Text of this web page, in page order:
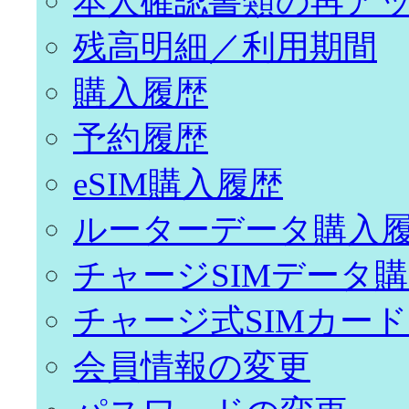
残高明細／利用期間
購入履歴
予約履歴
eSIM購入履歴
ルーターデータ購入
チャージSIMデータ
チャージ式SIMカー
会員情報の変更